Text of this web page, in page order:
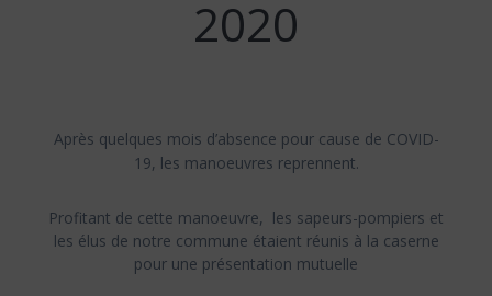
2020
Après quelques mois d’absence pour cause de COVID-
19, les manoeuvres reprennent.
Profitant de cette manoeuvre, les sapeurs-pompiers et
les élus de notre commune étaient réunis à la caserne
pour une présentation mutuelle